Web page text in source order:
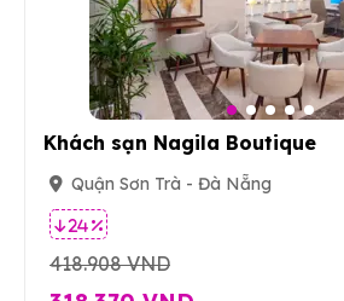
Khách sạn Nagila Boutique
Quận Sơn Trà - Đà Nẵng
24 %
418.908 VND